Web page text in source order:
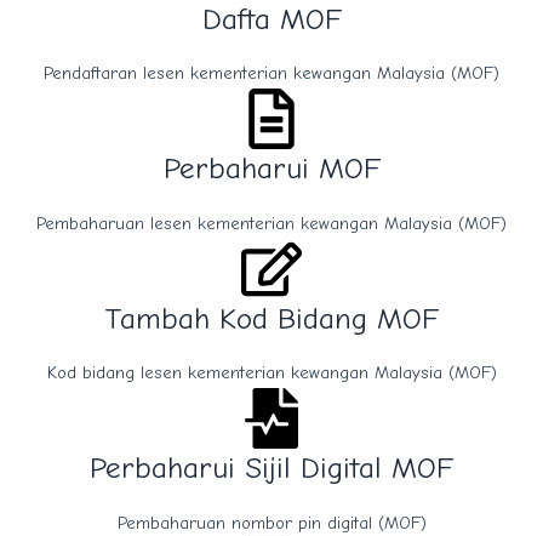
Dafta MOF
Pendaftaran lesen kementerian kewangan Malaysia (MOF)
Perbaharui MOF
Pembaharuan lesen kementerian kewangan Malaysia (MOF)
Tambah Kod Bidang MOF
Kod bidang lesen kementerian kewangan Malaysia (MOF)
Perbaharui Sijil Digital MOF
Pembaharuan nombor pin digital (MOF)